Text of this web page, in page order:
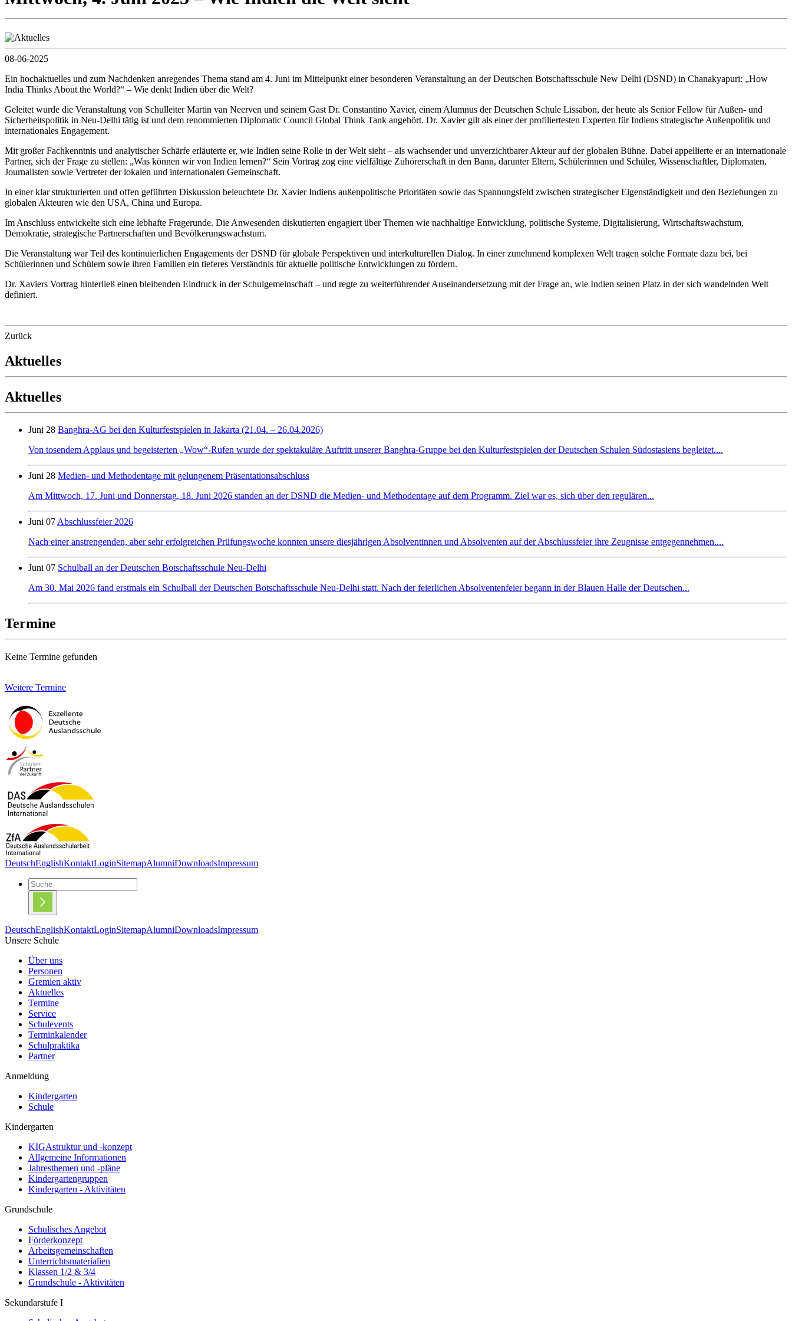
08-06-2025
Ein hochaktuelles und zum Nachdenken anregendes Thema stand am 4. Juni im Mittelpunkt einer besonderen Veranstaltung an der Deutschen Botschaftsschule New Delhi (DSND) in Chanakyapuri: „How
India Thinks About the World?“ – Wie denkt Indien über die Welt?
Geleitet wurde die Veranstaltung von Schulleiter Martin van Neerven und seinem Gast Dr. Constantino Xavier, einem Alumnus der Deutschen Schule Lissabon, der heute als Senior Fellow für Außen- und
Sicherheitspolitik in Neu-Delhi tätig ist und dem renommierten Diplomatic Council Global Think Tank angehört. Dr. Xavier gilt als einer der profiliertesten Experten für Indiens strategische Außenpolitik und
internationales Engagement.
Mit großer Fachkenntnis und analytischer Schärfe erläuterte er, wie Indien seine Rolle in der Welt sieht – als wachsender und unverzichtbarer Akteur auf der globalen Bühne. Dabei appellierte er an internationale
Partner, sich der Frage zu stellen: „Was können wir von Indien lernen?“ Sein Vortrag zog eine vielfältige Zuhörerschaft in den Bann, darunter Eltern, Schülerinnen und Schüler, Wissenschaftler, Diplomaten,
Journalisten sowie Vertreter der lokalen und internationalen Gemeinschaft.
In einer klar strukturierten und offen geführten Diskussion beleuchtete Dr. Xavier Indiens außenpolitische Prioritäten sowie das Spannungsfeld zwischen strategischer Eigenständigkeit und den Beziehungen zu
globalen Akteuren wie den USA, China und Europa.
Im Anschluss entwickelte sich eine lebhafte Fragerunde. Die Anwesenden diskutierten engagiert über Themen wie nachhaltige Entwicklung, politische Systeme, Digitalisierung, Wirtschaftswachstum,
Demokratie, strategische Partnerschaften und Bevölkerungswachstum.
Die Veranstaltung war Teil des kontinuierlichen Engagements der DSND für globale Perspektiven und interkulturellen Dialog. In einer zunehmend komplexen Welt tragen solche Formate dazu bei, bei
Schülerinnen und Schülern sowie ihren Familien ein tieferes Verständnis für aktuelle politische Entwicklungen zu fördern.
Dr. Xaviers Vortrag hinterließ einen bleibenden Eindruck in der Schulgemeinschaft – und regte zu weiterführender Auseinandersetzung mit der Frage an, wie Indien seinen Platz in der sich wandelnden Welt
definiert.
Zurück
Aktuelles
Aktuelles
Juni 28 Banghra-AG bei den Kulturfestspielen in Jakarta (21.04. – 26.04.2026)
Von tosendem Applaus und begeisterten „Wow“-Rufen wurde der spektakuläre Auftritt unserer Banghra-Gruppe bei den Kulturfestspielen der Deutschen Schulen Südostasiens begleitet....
Juni 28 Medien- und Methodentage mit gelungenem Präsentationsabschluss
Am Mittwoch, 17. Juni und Donnerstag, 18. Juni 2026 standen an der DSND die Medien- und Methodentage auf dem Programm. Ziel war es, sich über den regulären...
Juni 07Abschlussfeier 2026
Nach einer anstrengenden, aber sehr erfolgreichen Prüfungswoche konnten unsere diesjährigen Absolventinnen und Absolventen auf der Abschlussfeier ihre Zeugnisse entgegennehmen....
Juni 07 Schulball an der Deutschen Botschaftsschule Neu-Delhi
Am 30. Mai 2026 fand erstmals ein Schulball der Deutschen Botschaftsschule Neu-Delhi statt. Nach der feierlichen Absolventenfeier begann in der Blauen Halle der Deutschen...
Termine
Keine Termine gefunden
Weitere Termine
DeutschEnglishKontaktLoginSitemapAlumniDownloadsImpressum
DeutschEnglishKontaktLoginSitemapAlumniDownloadsImpressum
Unsere Schule
Über uns
Personen
Gremien aktiv
Aktuelles
Termine
Service
Schulevents
Terminkalender
Schulpraktika
Partner
Anmeldung
Kindergarten
Schule
Kindergarten
KIGAstruktur und -konzept
Allgemeine Informationen
Jahresthemen und -pläne
Kindergartengruppen
Kindergarten - Aktivitäten
Grundschule
Schulisches Angebot
Förderkonzept
Arbeitsgemeinschaften
Unterrichtsmaterialien
Klassen 1/2 & 3/4
Grundschule - Aktivitäten
Sekundarstufe I